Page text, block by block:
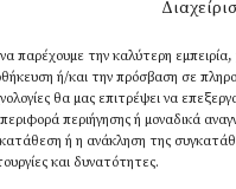
παρέχουμε την καλύτερη
ή/και την πρόσβαση σε
θα μας επιτρέψει να
περιήγησης ή μοναδικά
ή η ανάκληση της
και δυνατότητες.